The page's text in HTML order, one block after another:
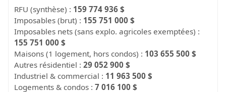
RFU (synthèse) : 159 774 936 $
Imposables (brut) : 155 751 000 $
Imposables nets (sans explo. agricoles exemptées) :
155 751 000 $
Maisons (1 logement, hors condos) : 103 655 500 $
Autres résidentiel :29 052 900 $
Industriel & commercial : 11 963 500 $
Logements & condos :7 016 100 $